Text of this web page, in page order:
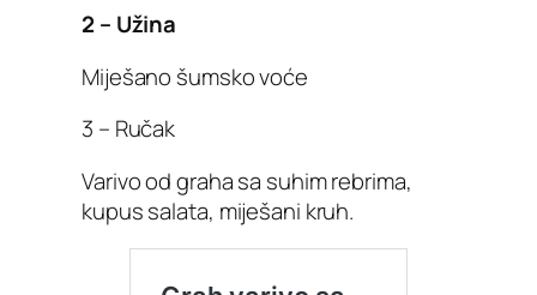
2 – Užina
Miješano šumsko voće
3 – Ručak
Varivo od graha sa suhim rebrima,
kupus salata, miješani kruh.